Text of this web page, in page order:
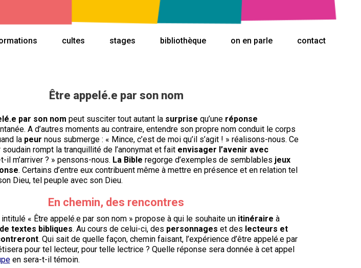
cultes stages bibliothèque on en parle contact
Être appelé.e par son nom
par son nom peut susciter tout autant la surprise qu’une réponse
A d’autres moments au contraire, entendre son propre nom conduit le corps
la peur nous submerge : « Mince, c’est de moi qu’il s’agit ! » réalisons-nous. Ce
rompt la tranquillité de l’anonymat et fait envisager l’avenir avec
il m’arriver ? » pensons-nous. La Bible regorge d’exemples de semblables jeux
. Certains d’entre eux contribuent même à mettre en présence et en relation tel
Dieu, tel peuple avec son Dieu.
En chemin, des rencontres
intitulé « Être appelé.e par son nom » propose à qui le souhaite un itinéraire à
textes bibliques. Au cours de celui-ci, des personnages et des lecteurs et
. Qui sait de quelle façon, chemin faisant, l’expérience d’être appelé.e par
pour tel lecteur, pour telle lectrice ? Quelle réponse sera donnée à cet appel
en sera-t-il témoin.